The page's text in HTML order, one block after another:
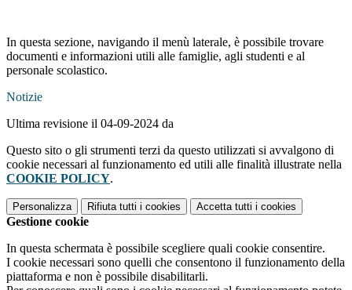
In questa sezione, navigando il menù laterale, è possibile trovare
documenti e informazioni utili alle famiglie, agli studenti e al
personale scolastico.
Notizie
Ultima revisione il 04-09-2024 da
Questo sito o gli strumenti terzi da questo utilizzati si avvalgono di
cookie necessari al funzionamento ed utili alle finalità illustrate nella
COOKIE POLICY.
Personalizza Rifiuta tutti i cookies Accetta tutti i cookies
Gestione cookie
In questa schermata è possibile scegliere quali cookie consentire.
I cookie necessari sono quelli che consentono il funzionamento della
piattaforma e non è possibile disabilitarli.